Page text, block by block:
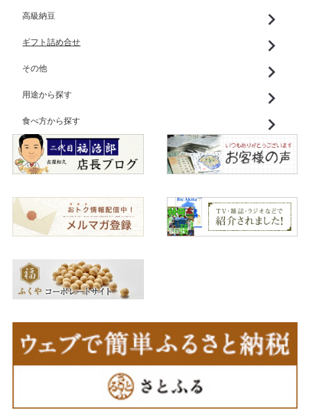
高級納豆
ギフト詰め合せ
その他
用途から探す
食べ方から探す